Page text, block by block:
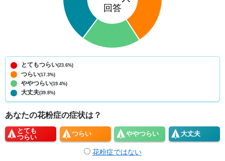
とてもつらい(23.6%)
つらい(17.3%)
ややつらい(19.4%)
大丈夫(39.8%)
あなたの花粉症の症状は？
とても
つらい
つらい ややつらい 大丈夫
花粉症ではない